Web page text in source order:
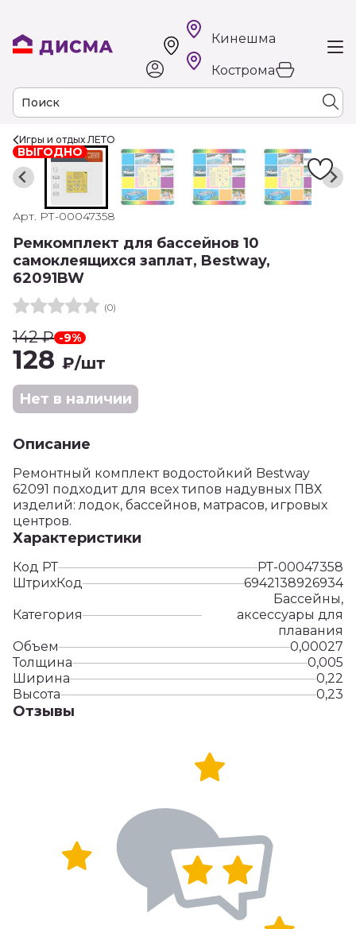
Кинешма
Кострома
Игры и отдых ЛЕТО
ВЫГОДНО
Арт. РТ-00047358
Ремкомплект для бассейнов 10
самоклеящихся заплат, Bestway,
62091BW
(0)
142₽ -9%
128 ₽/шт
Нет в наличии
Описание
Ремонтный комплект водостойкий Bestway
62091 подходит для всех типов надувных ПВХ
изделий: лодок, бассейнов, матрасов, игровых
центров.
Характеристики
Код РТ
РТ-00047358
ШтрихКод
6942138926934
Категория
Бассейны,
аксессуары для
плавания
Объем
0,00027
Толщина
0,005
Ширина
0,22
Высота
0,23
Отзывы